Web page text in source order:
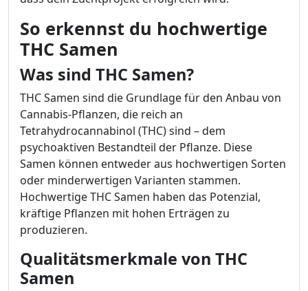
So erkennst du hochwertige
THC Samen
Was sind THC Samen?
THC Samen sind die Grundlage für den Anbau von
Cannabis-Pflanzen, die reich an
Tetrahydrocannabinol (THC) sind – dem
psychoaktiven Bestandteil der Pflanze. Diese
Samen können entweder aus hochwertigen Sorten
oder minderwertigen Varianten stammen.
Hochwertige THC Samen haben das Potenzial,
kräftige Pflanzen mit hohen Erträgen zu
produzieren.
Qualitätsmerkmale von THC
Samen